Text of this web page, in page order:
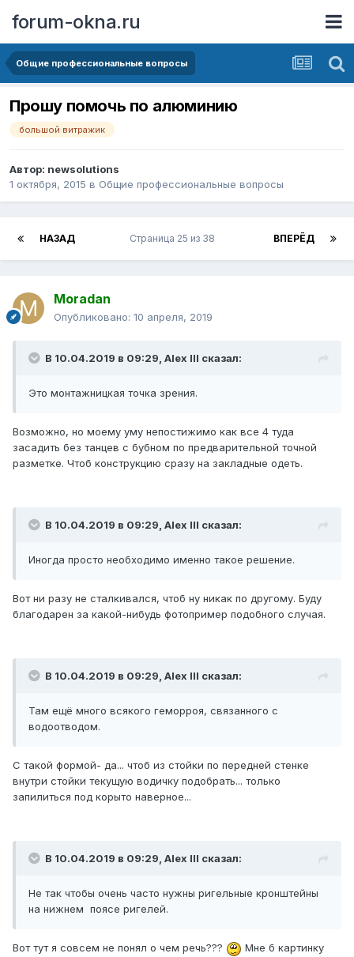
forum-okna.ru
Общие профессиональные вопросы
Прошу помочь по алюминию
большой витражик
Автор: newsolutions
1 октября, 2015 в Общие профессиональные вопросы
НАЗАД ВПЕРЁД
Страница 25 из 38
Moradan
Опубликовано: 10 апреля, 2019
В 10.04.2019 в 09:29, Alex IlI сказал:
Это монтажницкая точка зрения.
Возможно, но моему уму непостижимо как все 4 туда
засадить без танцев с бубном по предварительной точной
разметке. Чтоб конструкцию сразу на закладные одеть.
В 10.04.2019 в 09:29, Alex IlI сказал:
Иногда просто необходимо именно такое решение.
Вот ни разу не сталкивался, чтоб ну никак по другому. Буду
благодарен за какой-нибудь фотопример подобного случая.
В 10.04.2019 в 09:29, Alex IlI сказал:
Там ещё много всякого геморроя, связанного с
водоотводом.
С такой формой- да... чтоб из стойки по передней стенке
внутри стойки текущую водичку подобрать... только
запилиться под корыто наверное...
В 10.04.2019 в 09:29, Alex IlI сказал:
Не так чтобы очень часто нужны ригельные кронштейны
на нижнем поясе ригелей.
Вот тут я совсем не понял о чем речь???
Мне б картинку